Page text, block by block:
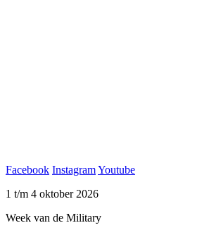
Facebook InstagramYoutube
1 t/m 4 oktober 2026
Week van de Military